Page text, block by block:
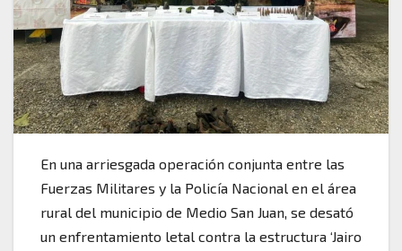
En una arriesgada operación conjunta entre las
Fuerzas Militares y la Policía Nacional en el área
rural del municipio de Medio San Juan, se desató
un enfrentamiento letal contra la estructura ‘Jairo